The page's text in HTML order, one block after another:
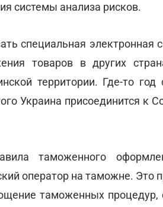
системы анализа рисков.
специальная
товаров в других
территории. Где-то
Украина присоединится к
таможенного
оператор на таможне. Это
таможенных процедур,